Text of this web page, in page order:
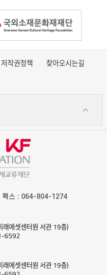
식의 차이는 ‘탁발(托鉢)의식’에서
생활은 신도들의 ‘보시(布施)’에
에 아침 한 끼, 오전 11시에 점심
. 점심을 마지막으로 그 이후에는
먹으면 안 된다’라는 인식이
‘고기를 먹지 말라’라는 계율이
때문에 신도들이 고기밖에 없어
기 때문에 먹어야 한다. 미얀마
면 안 된다. ‘고기’를 보시한 신도의
문이다. 사실상 부처님 법에도
리를 듣지 않은 고기, 자신을 위해
다해 스스로 죽은 생물의 고기,
정육(五淨肉)’은 먹어도 된다고
일반 대중들과 다른 음식을 먹지
먹으며 공양을 올리는 그들의
. 미얀마에 배낭여행을 갔던
라고 한 적이 있다. 그때
불쌍하다며 자신이 탁발 받아 온
주던 기억이 잊혀 지질 않는다.
가 자신을 위해 주는 음식을
저작권정책
찾아오시는길
팩스 : 064-804-1274
에셋센터원 서관 19층)
6592
에셋센터원 서관 19층)